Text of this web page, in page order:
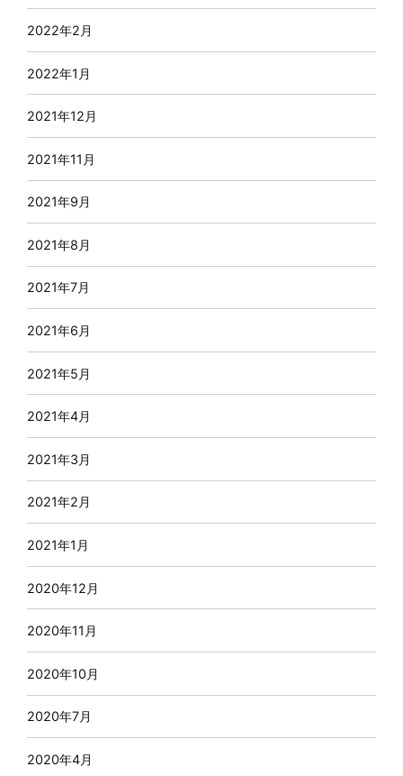
2022年2月
2022年1月
2021年12月
2021年11月
2021年9月
2021年8月
2021年7月
2021年6月
2021年5月
2021年4月
2021年3月
2021年2月
2021年1月
2020年12月
2020年11月
2020年10月
2020年7月
2020年4月